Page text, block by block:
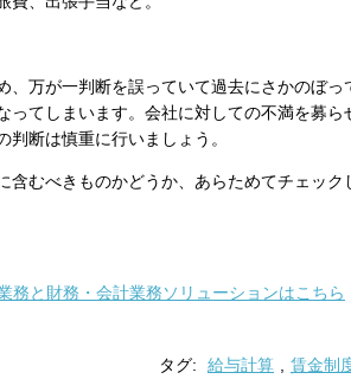
万が一判断を誤っていて過去にさかのぼっ
ってしまいます。会社に対しての不満を募ら
断は慎重に行いましょう。
むべきものかどうか、あらためてチェック
務と財務・会計業務ソリューションはこちら
タグ: 給与計算 賃金制
われることはあります。鈴与シンワートで
しており、一部の Cookie については有効化
ます。各カテゴリをクリックすることで、そ
を確認し、当サイトにおけるデフォルト設定
一部の Cookie を無効化した場合、サイトの
が出る可能性があります。詳細情報